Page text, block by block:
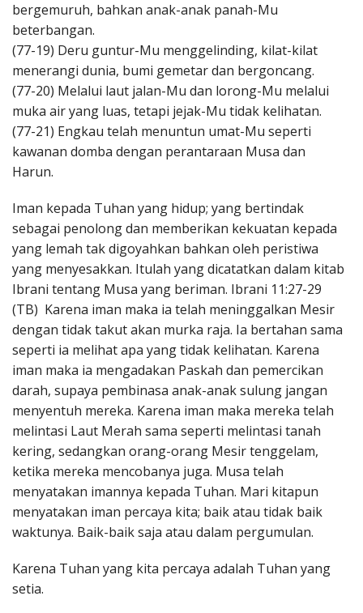
bergemuruh, bahkan anak-anak panah-Mu
beterbangan.
(77-19) Deru guntur-Mu menggelinding, kilat-kilat
menerangi dunia, bumi gemetar dan bergoncang.
(77-20) Melalui laut jalan-Mu dan lorong-Mu melalui
muka air yang luas, tetapi jejak-Mu tidak kelihatan.
(77-21) Engkau telah menuntun umat-Mu seperti
kawanan domba dengan perantaraan Musa dan
Harun.
Iman kepada Tuhan yang hidup; yang bertindak
sebagai penolong dan memberikan kekuatan kepada
yang lemah tak digoyahkan bahkan oleh peristiwa
yang menyesakkan. Itulah yang dicatatkan dalam kitab
Ibrani tentang Musa yang beriman. Ibrani 11:27-29
(TB) Karena iman maka ia telah meninggalkan Mesir
dengan tidak takut akan murka raja. Ia bertahan sama
seperti ia melihat apa yang tidak kelihatan. Karena
iman maka ia mengadakan Paskah dan pemercikan
darah, supaya pembinasa anak-anak sulung jangan
menyentuh mereka. Karena iman maka mereka telah
melintasi Laut Merah sama seperti melintasi tanah
kering, sedangkan orang-orang Mesir tenggelam,
ketika mereka mencobanya juga. Musa telah
menyatakan imannya kepada Tuhan. Mari kitapun
menyatakan iman percaya kita; baik atau tidak baik
waktunya. Baik-baik saja atau dalam pergumulan.
Karena Tuhan yang kita percaya adalah Tuhan yang
setia.